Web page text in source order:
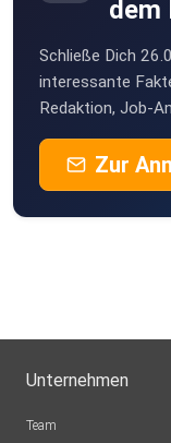
dem
Schließe Dich
interessante
Redaktion, Job-
Zur
Unternehmen
Team